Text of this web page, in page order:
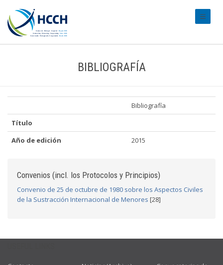
BIBLIOGRAFÍA
Bibliografía
Título
Año de edición
2015
Convenios (incl. los Protocolos y Principios)
Convenio de 25 de octubre de 1980 sobre los Aspectos Civiles
de la Sustracción Internacional de Menores [28]